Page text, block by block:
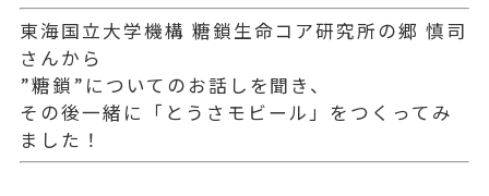
東海国立大学機構 糖鎖生命コア研究所の郷 慎司
さんから
”糖鎖”についてのお話しを聞き、
その後一緒に「とうさモビール」をつくってみ
ました！